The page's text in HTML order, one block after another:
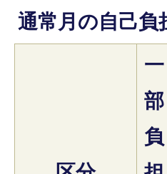
通常月の自己負
一
部
負